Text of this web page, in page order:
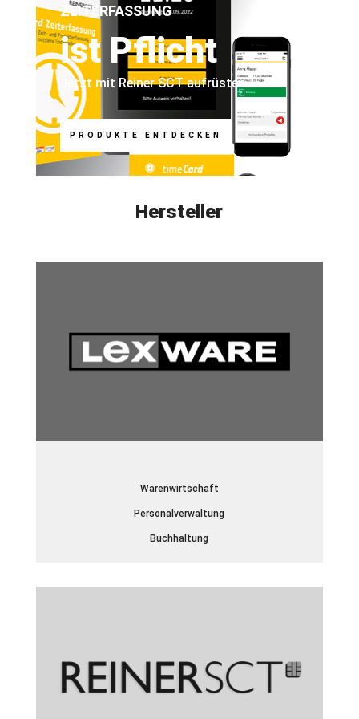
ZEITERFASSUNG
ist Pflicht
Jetzt mit Reiner SCT aufrüsten.
PRODUKTE ENTDECKEN
Hersteller
Warenwirtschaft
Personalverwaltung
Buchhaltung